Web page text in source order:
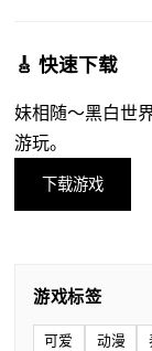
🎸 快速下载
妹相随～黑白世
游玩。
下载游戏
游戏标签
可爱 动漫